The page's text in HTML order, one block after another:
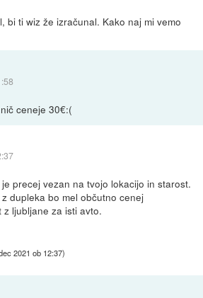
bi ti wiz že izračunal. Kako naj mi vemo
ceneje 30€:(
precej vezan na tvojo lokacijo in starost.
dupleka bo mel občutno cenej
ljubljane za isti avto.
2021 ob 12:37)